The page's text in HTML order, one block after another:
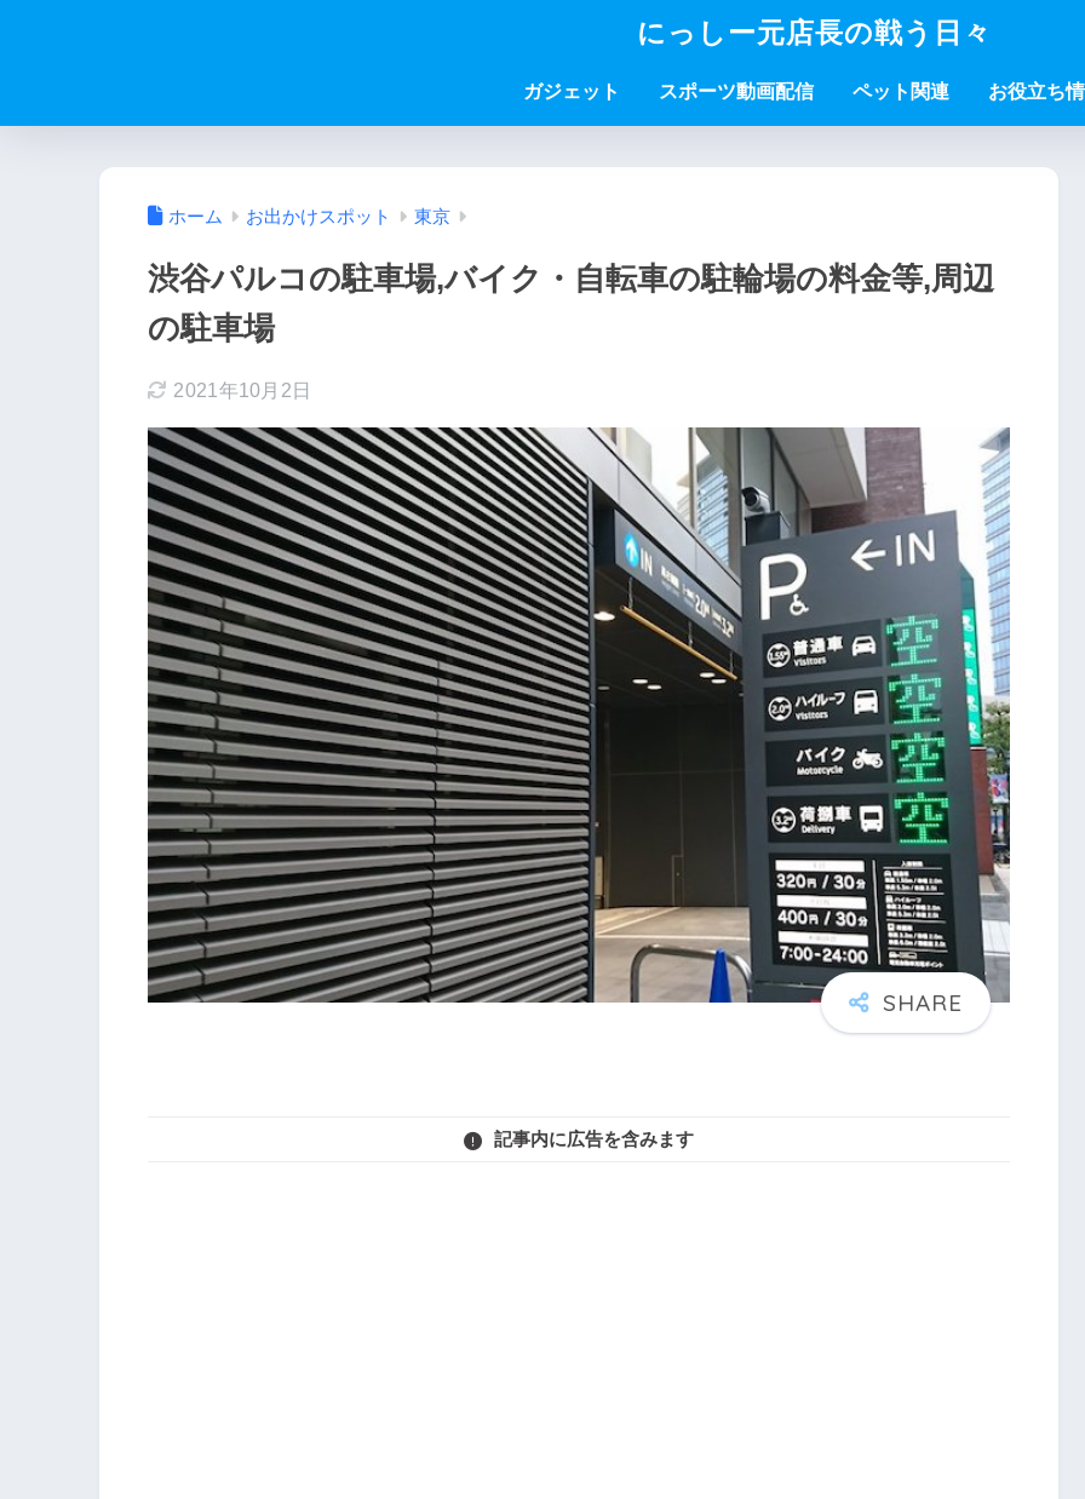
にっしー元店長の戦う日々
ガジェット スポーツ動画配信 ペット関連 お役立ち
ホーム お出かけスポット 東京
渋谷パルコの駐車場,バイク・自転車の駐輪場の料金等,周辺
の駐車場
2021年10月2日
記事内に広告を含みます